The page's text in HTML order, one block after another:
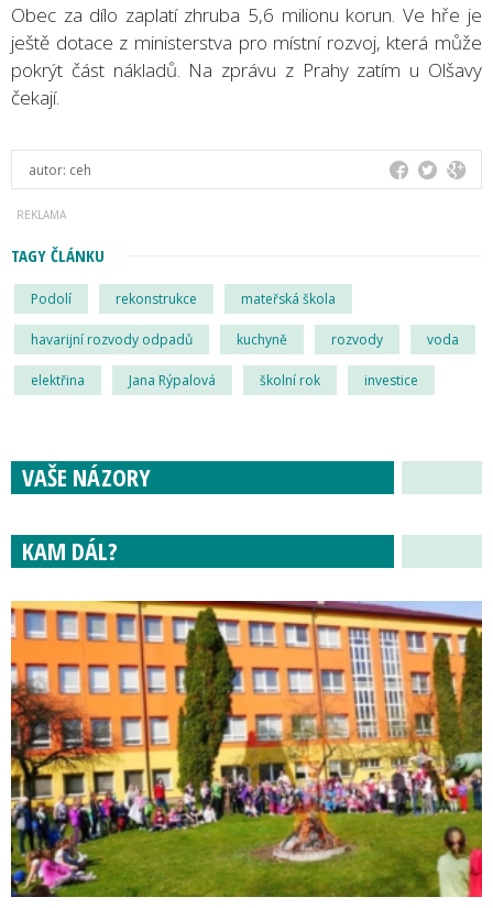
Obec za dílo zaplatí zhruba 5,6 milionu korun. Ve hře je
ještě dotace z ministerstva pro místní rozvoj, která může
pokrýt část nákladů. Na zprávu z Prahy zatím u Olšavy
čekají.
autor: ceh
TAGY ČLÁNKU
Podolí rekonstrukce mateřská škola
havarijní rozvody odpadů kuchyně rozvody voda
elektřina Jana Rýpalová školní rok investice
VAŠE NÁZORY
KAM DÁL?